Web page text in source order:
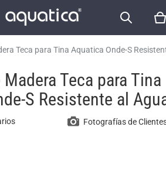
Teca para Tina Aquatica Onde-S
Teca para Tina
S Resistente al
Fotografías de